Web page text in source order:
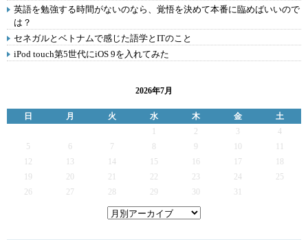
英語を勉強する時間がないのなら、覚悟を決めて本番に臨めばいいので
は？
セネガルとベトナムで感じた語学とITのこと
iPod touch第5世代にiOS 9を入れてみた
2026年7月
日 月 火 水 木 金
土
2 3
4
5
6 7 9
12
13 14 15 16 17
19
20 21 22 23 24
25
26
27 28 29 30 31